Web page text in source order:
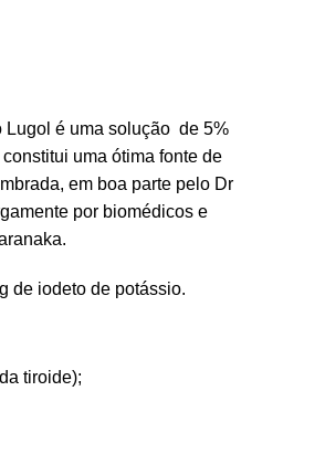
Lugol é uma solução de 5%
uma ótima fonte de
em boa parte pelo Dr
por biomédicos e
de iodeto de potássio.
tiroide);